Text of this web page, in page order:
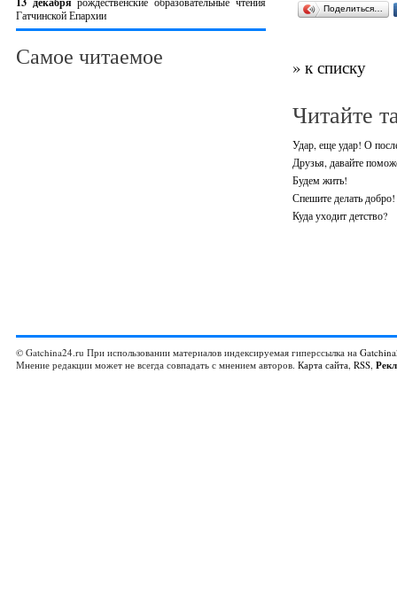
Гатчинской Епархии
Самое читаемое
Поделиться…
» к списку
Читайте
Удар, еще удар! О
Друзья, давайте
Будем жить!
Спешите делать добро!
Куда уходит детство?
© Gatchina24.ru При использовании материалов индексируемая гиперссылка на
Мнение редакции может не всегда совпадать с мнением авторов. Карта сайта, RSS,